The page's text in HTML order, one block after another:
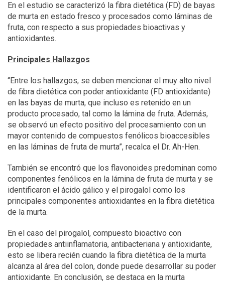
En el estudio se caracterizó la fibra dietética (FD) de bayas
de murta en estado fresco y procesados como láminas de
fruta, con respecto a sus propiedades bioactivas y
antioxidantes.
Principales Hallazgos
“Entre los hallazgos, se deben mencionar el muy alto nivel
de fibra dietética con poder antioxidante (FD antioxidante)
en las bayas de murta, que incluso es retenido en un
producto procesado, tal como la lámina de fruta. Además,
se observó un efecto positivo del procesamiento con un
mayor contenido de compuestos fenólicos bioaccesibles
en las láminas de fruta de murta”, recalca el Dr. Ah-Hen.
También se encontró que los flavonoides predominan como
componentes fenólicos en la lámina de fruta de murta y se
identificaron el ácido gálico y el pirogalol como los
principales componentes antioxidantes en la fibra dietética
de la murta.
En el caso del pirogalol, compuesto bioactivo con
propiedades antiinflamatoria, antibacteriana y antioxidante,
esto se libera recién cuando la fibra dietética de la murta
alcanza al área del colon, donde puede desarrollar su poder
antioxidante. En conclusión, se destaca en la murta